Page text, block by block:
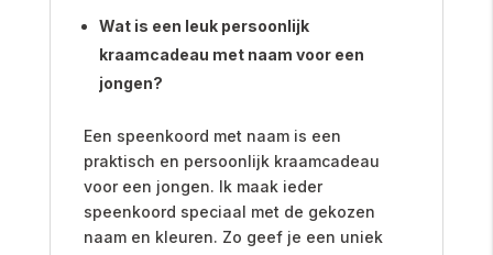
Wat is een leuk persoonlijk
kraamcadeau met naam voor een
jongen?
Een speenkoord met naam is een
praktisch en persoonlijk kraamcadeau
voor een jongen. Ik maak ieder
speenkoord speciaal met de gekozen
naam en kleuren. Zo geef je een uniek